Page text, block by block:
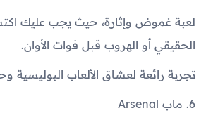
لعبة غموض وإثارة، حيث يجب عليك
الحقيقي أو الهروب قبل فوات الأوان.
تجربة رائعة لعشاق الألعاب البوليسية
6. ماب Arsenal